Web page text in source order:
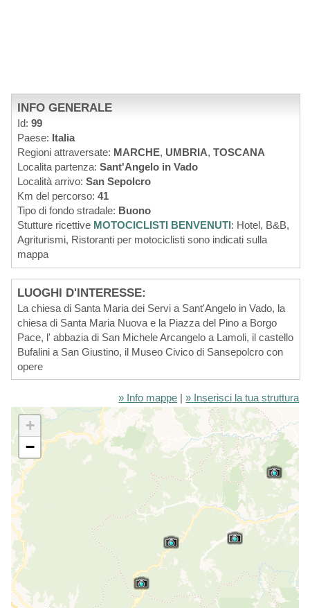
INFO GENERALE
Id: 99
Paese: Italia
Regioni attraversate: MARCHE, UMBRIA, TOSCANA
Localita partenza: Sant'Angelo in Vado
Località arrivo: San Sepolcro
Km del percorso: 41
Tipo di fondo stradale: Buono
Stutture ricettive MOTOCICLISTI BENVENUTI: Hotel, B&B,
Agriturismi, Ristoranti per motociclisti sono indicati sulla
mappa
LUOGHI D'INTERESSE:
La chiesa di Santa Maria dei Servi a Sant'Angelo in Vado, la
chiesa di Santa Maria Nuova e la Piazza del Pino a Borgo
Pace, l' abbazia di San Michele Arcangelo a Lamoli, il castello
Bufalini a San Giustino, il Museo Civico di Sansepolcro con
opere
» Info mappe |» Inserisci la tua struttura
+
−